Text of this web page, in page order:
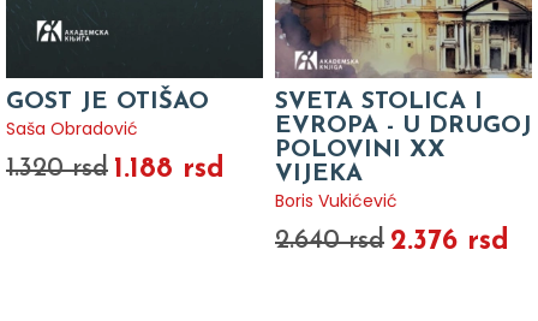
GOST JE OTIŠAO
Saša Obradović
1.320 rsd 1.188 rsd
SVETA STOLICA I
EVROPA - U DRUGOJ
POLOVINI XX
VIJEKA
Boris Vukićević
2.640 rsd 2.376 rsd